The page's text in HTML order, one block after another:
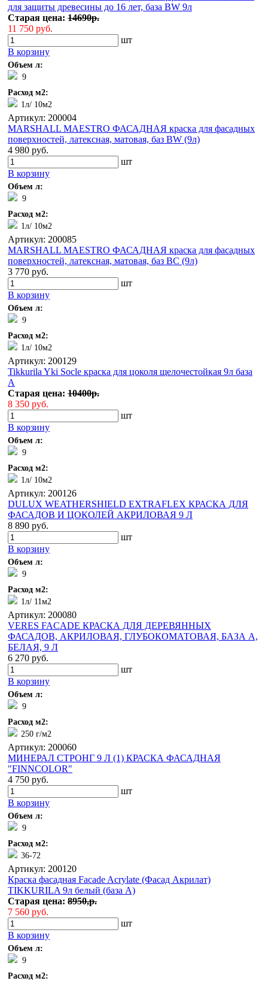
для защиты древесины до 16 лет, база BW 9л
Старая цена: 14690р.
11 750 руб.
шт
В корзину
Объем л:
9
Расход м2:
1л/ 10м2
Артикул: 200004
MARSHALL MAESTRO ФАСАДНАЯ краска для фасадных
поверхностей, латексная, матовая, баз BW (9л)
4 980 руб.
шт
В корзину
Объем л:
9
Расход м2:
1л/ 10м2
Артикул: 200085
MARSHALL MAESTRO ФАСАДНАЯ краска для фасадных
поверхностей, латексная, матовая, баз BС (9л)
3 770 руб.
шт
В корзину
Объем л:
9
Расход м2:
1л/ 10м2
Артикул: 200129
Tikkurila Yki Socle краска для цоколя щелочестойкая 9л база
А
Старая цена: 10400р.
8 350 руб.
шт
В корзину
Объем л:
9
Расход м2:
1л/ 10м2
Артикул: 200126
DULUX WEATHERSHIELD EXTRAFLEX КРАСКА ДЛЯ
ФАСАДОВ И ЦОКОЛЕЙ АКРИЛОВАЯ 9 Л
8 890 руб.
шт
В корзину
Объем л:
9
Расход м2:
1л/ 11м2
Артикул: 200080
VERES FACADE КРАСКА ДЛЯ ДЕРЕВЯННЫХ
ФАСАДОВ, АКРИЛОВАЯ, ГЛУБОКОМАТОВАЯ, БАЗА A,
БЕЛАЯ, 9 Л
6 270 руб.
шт
В корзину
Объем л:
9
Расход м2:
250 г/м2
Артикул: 200060
МИНЕРАЛ СТРОНГ 9 Л (1) КРАСКА ФАСАДНАЯ
"FINNCOLOR"
4 750 руб.
шт
В корзину
Объем л:
9
Расход м2:
36-72
Артикул: 200120
Краска фасадная Facade Acrylate (Фасад Акрилат)
TIKKURILA 9л белый (база А)
Старая цена: 8950,р.
7 560 руб.
шт
В корзину
Объем л:
9
Расход м2: